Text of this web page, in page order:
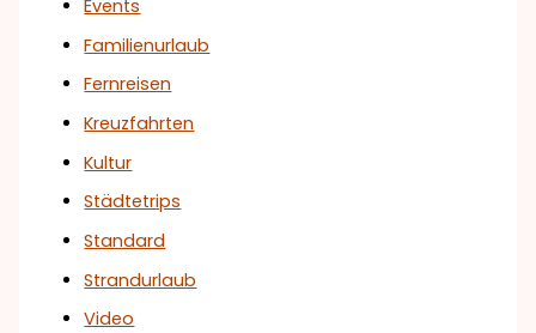
Events
Familienurlaub
Fernreisen
Kreuzfahrten
Kultur
Städtetrips
Standard
Strandurlaub
Video